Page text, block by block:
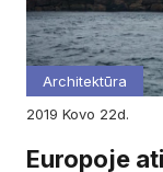
Architektūra
2019
kovo 22d.
Europoje